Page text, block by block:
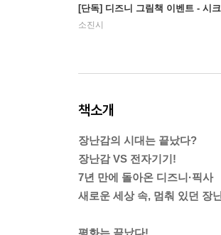
[단독] 디즈니 그림책 이벤트 - 시
소진시
책소개
장난감의 시대는 끝났다?
장난감 VS 전자기기!
7년 만에 돌아온 디즈니·픽사
새로운 세상 속, 멈춰 있던 장